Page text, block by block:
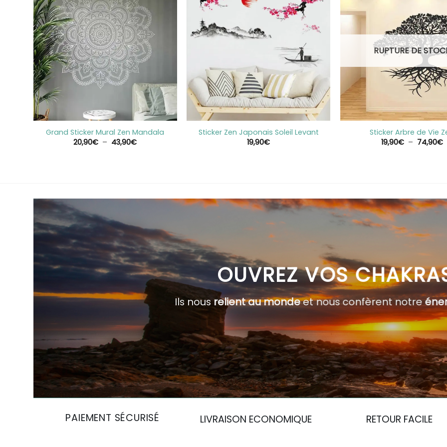
+
Grand Sticker Mural Zen Mandala
20,90€ – 43,90€Plage
+
Sticker Zen Japonais Soleil Levant
19,90€
+
RUPTURE DE
Sticker Arbre de Vie
19,90€ – 74,90€
OUVREZ VOS
Ils nousrelient au mondeet nous confèrent notre
PAIEMENT SÉCURISÉ LIVRAISON ECONOMIQUE RETOUR FACILE